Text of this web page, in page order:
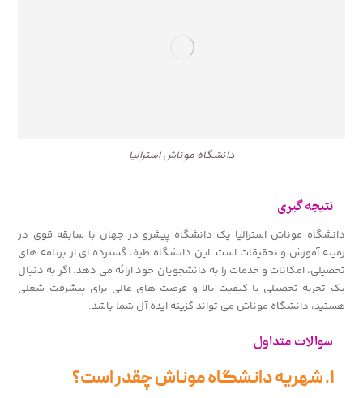
دانشگاه موناش استرالیا
نتیجه گیری
دانشگاه موناش استرالیا یک دانشگاه پیشرو در جهان با سابقه قوی در
زمینه آموزش و تحقیقات است. این دانشگاه طیف گسترده ای از برنامه های
تحصیلی، امکانات و خدمات را به دانشجویان خود ارائه می دهد. اگر به دنبال
یک تجربه تحصیلی با کیفیت بالا و فرصت های عالی برای پیشرفت شغلی
هستید، دانشگاه موناش می تواند گزینه ایده آل شما باشد.
سوالات متداول
۱. شهریه دانشگاه موناش چقدر است؟